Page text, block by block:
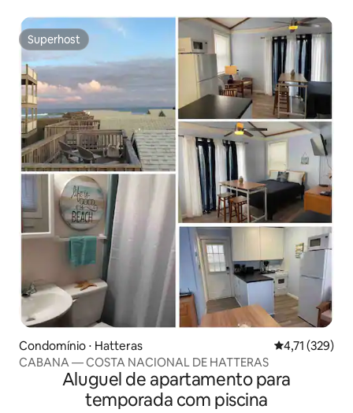
Superhost
Superhost
Condomínio ⋅ Hatteras 4,71 de uma
4,71 (329)
CABANA — COSTA NACIONAL DE HATTERAS
Aluguel de apartamento para
temporada com piscina